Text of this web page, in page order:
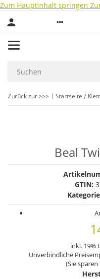
Zum Hauptinhalt springen
Zurück zur >>> Startseite
Beal
GTIN:
inkl. 19%
Unverbindliche
(Sie sparen